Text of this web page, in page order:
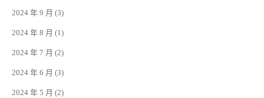
2024 年 9 月 (3)
2024 年 8 月 (1)
2024 年 7 月 (2)
2024 年 6 月 (3)
2024 年 5 月 (2)